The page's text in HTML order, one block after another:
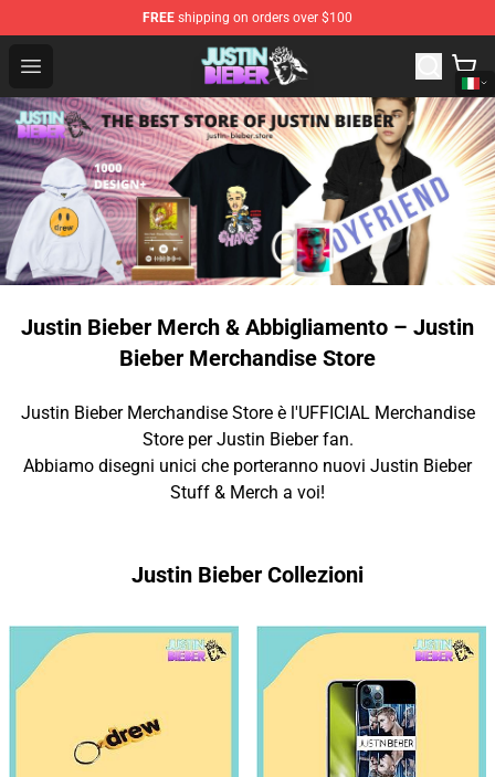
FREE shipping on orders over $100
Open menu
Justin Bieber Store - Official Justin Bieber Merchandise
Justin Bieber Merch & Abbigliamento – Justin
Bieber Merchandise Store
Justin Bieber Merchandise Store è l'UFFICIAL Merchandise
Store per Justin Bieber fan.
Abbiamo disegni unici che porteranno nuovi Justin Bieber
Stuff & Merch a voi!
Justin Bieber Collezioni